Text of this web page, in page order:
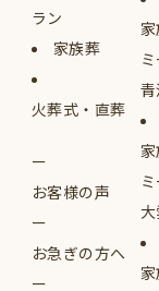
ラン
家族葬
火葬式・直葬
お客様の声
お急ぎの方へ